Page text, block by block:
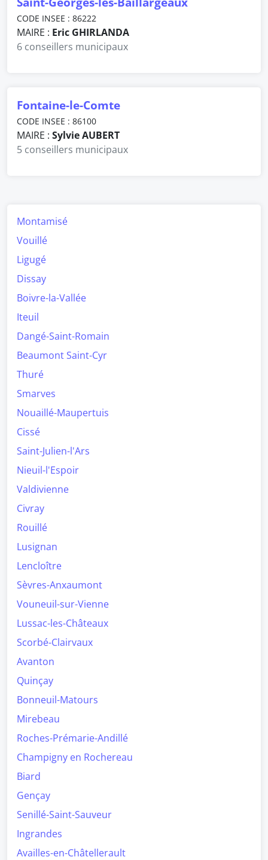
CODE INSEE : 86222
MAIRE : Eric GHIRLANDA
6 conseillers municipaux
Fontaine-le-Comte
CODE INSEE : 86100
MAIRE : Sylvie AUBERT
5 conseillers municipaux
Montamisé
Vouillé
Ligugé
Dissay
Boivre-la-Vallée
Iteuil
Dangé-Saint-Romain
Beaumont Saint-Cyr
Thuré
Smarves
Nouaillé-Maupertuis
Cissé
Saint-Julien-l'Ars
Nieuil-l'Espoir
Valdivienne
Civray
Rouillé
Lusignan
Lencloître
Sèvres-Anxaumont
Vouneuil-sur-Vienne
Lussac-les-Châteaux
Scorbé-Clairvaux
Avanton
Quinçay
Bonneuil-Matours
Mirebeau
Roches-Prémarie-Andillé
Champigny en Rochereau
Biard
Gençay
Senillé-Saint-Sauveur
Ingrandes
Availles-en-Châtellerault